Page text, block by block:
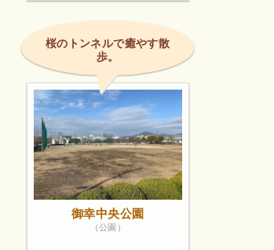
桜のトンネルで癒やす散
歩。
御幸中央公園
（公園）